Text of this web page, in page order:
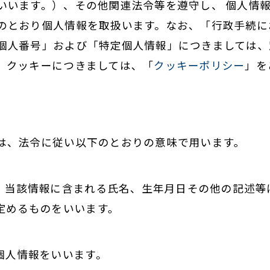
ます。）、その他関連法令等を遵守し、 個人情
とおり個人情報を取扱います。なお、「行政手続
番号」および「特定個人情報」につきましては
クッキーにつきましては、「クッキーポリシー 」
法令に従い以下のとおりの意味で用います。
該情報に含まれる氏名、生年月日その他の記述
るものをいいます。
情報をいいます。